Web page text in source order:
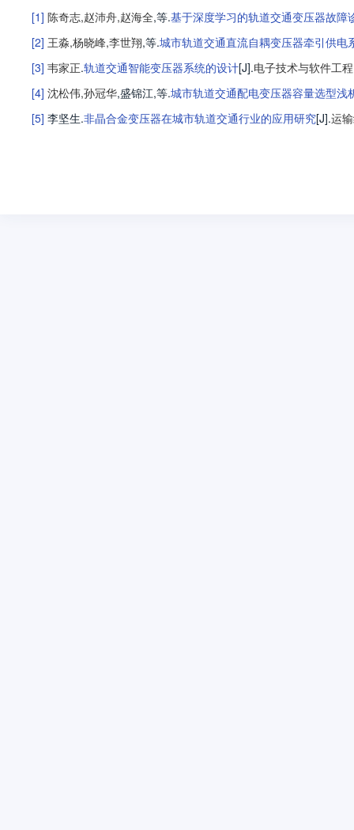
[1] 陈奇志,赵沛舟,赵海全,等.基于深度学习的轨道交通变压器故障
[2] 王淼,杨晓峰,李世翔,等.城市轨道交通直流自耦变压器牵引供电
[3] 韦家正.轨道交通智能变压器系统的设计[J].电子技术与软件工程
[4] 沈松伟,孙冠华,盛锦江,等.城市轨道交通配电变压器容量选型浅
[5] 李坚生.非晶合金变压器在城市轨道交通行业的应用研究[J].运